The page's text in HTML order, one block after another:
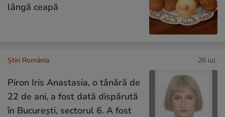
lângă ceapă
Știri România 26 iul.
Piron Iris Anastasia, o tânără de
22 de ani, a fost dată dispărută
în București, sectorul 6. A fost